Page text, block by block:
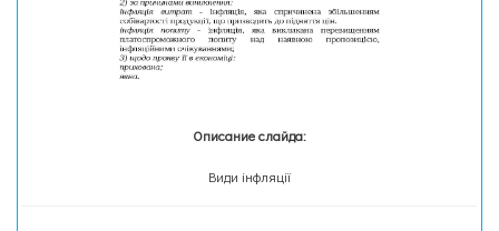
Описание слайда:
Види інфляції